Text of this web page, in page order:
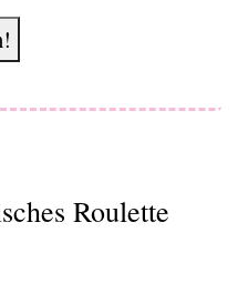
Roulette